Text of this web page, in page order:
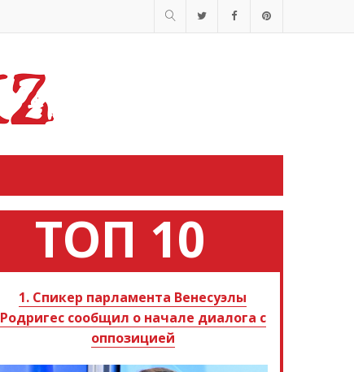
ТОП 10
1. Спикер парламента Венесуэлы
Родригес сообщил о начале диалога с
оппозицией